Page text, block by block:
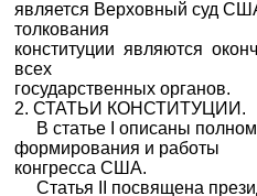
является Верховный суд
толкования
конституции являются
всех
государственных органов.
2. СТАТЬИ КОНСТИТУЦИИ.
В статье I описаны
формирования и работы
конгресса США.
Статья II посвящена